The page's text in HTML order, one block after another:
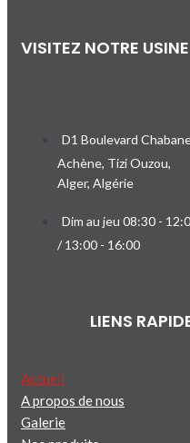
VISITEZ NOTRE USINE
D1 Boulevard
Achène, Tizi Ouzou,
Alger, Algérie
Dim au jeu 08:30 -
/ 13:00 - 16:00
LIENS
Accueil
A propos de nous
Galerie